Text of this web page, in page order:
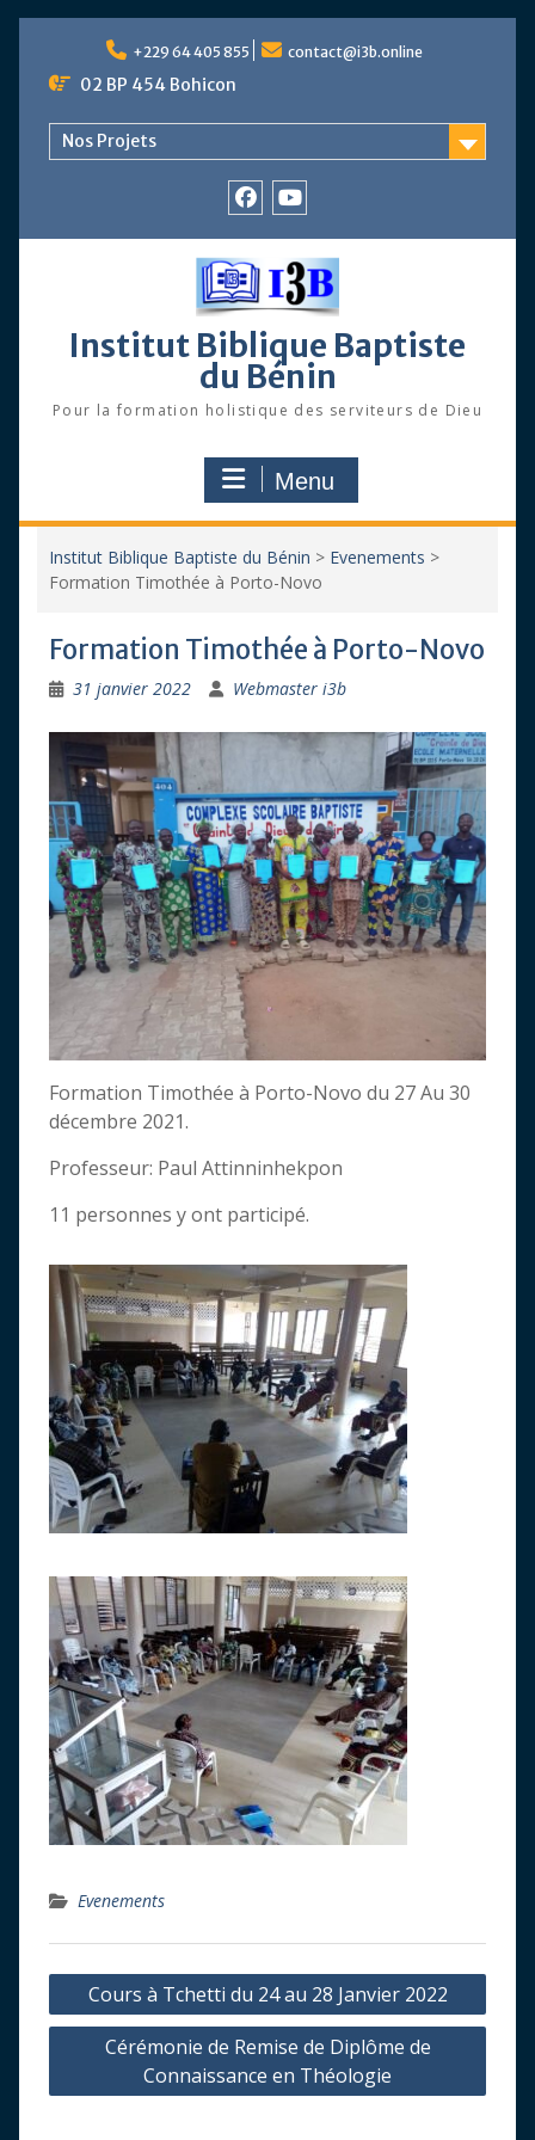
content
+229 64 405 855 contact@i3b.online
02 BP 454 Bohicon
Nos Projets
Youtube
Institut Biblique Baptiste
du Bénin
Pour la formation holistique des serviteurs de Dieu
Menu
Institut Biblique Baptiste du Bénin > Evenements >
Formation Timothée à Porto-Novo
Formation Timothée à Porto-Novo
31 janvier 2022 Webmaster i3b
Formation Timothée à Porto-Novo du 27 Au 30
décembre 2021.
Professeur: Paul Attinninhekpon
11 personnes y ont participé.
Evenements
Navigation
de
l’article
Cours à Tchetti du 24 au 28 Janvier 2022
Cérémonie de Remise de Diplôme de
Connaissance en Théologie